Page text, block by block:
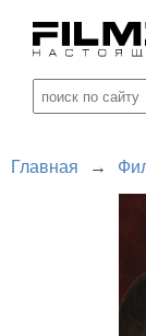
Главная →